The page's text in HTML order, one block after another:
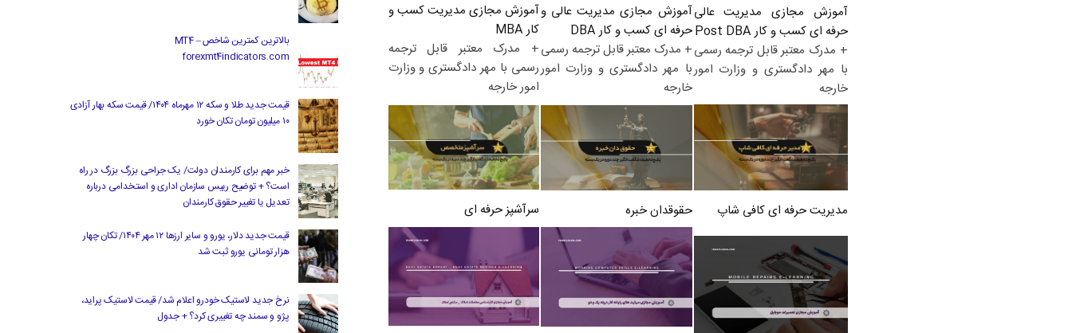
آموزش مجازی مدیریت عالی
حرفه ای کسب و کار Post DBA
+ مدرک معتبر قابل ترجمه رسمی
با مهر دادگستری و وزارت امور
خارجه
آموزش مجازی مدیریت عالی و
حرفه ای کسب و کار DBA
+ مدرک معتبر قابل ترجمه رسمی
با مهر دادگستری و وزارت امور
خارجه
آموزش مجازی مدیریت کسب و
کار MBA
+ مدرک معتبر قابل ترجمه
رسمی با مهر دادگستری و وزارت
امور خارجه
مدیریت حرفه ای کافی شاپ حقوقدان خبره سرآشپز حرفه ای
بالاترین کمترین شاخص MT4 –
forexmt4indicators.com
قیمت جدید طلا و سکه ۱۲ مهرماه ۱۴۰۴/ قیمت سکه بهار آزادی
۱۰ میلیون تومان تکان خورد
خبر مهم برای کارمندان دولت/ یک جراحی بزرگ بزرگ در راه
است؟ + توضیح رییس سازمان اداری و استخدامی درباره
تعدیل یا تغییر حقوق کارمندان
قیمت جدید دلار، یورو و سایر ارزها ۱۲ مهر ۱۴۰۴/ تکان چهار
هزار تومانی یورو ثبت شد
نرخ جدید لاستیک خودرو اعلام شد/ قیمت لاستیک پراید،
پژو و سمند چه تغییری کرد؟ + جدول